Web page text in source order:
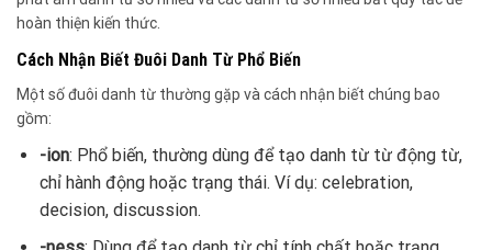
hoàn thiện kiến thức.
Cách Nhận Biết Đuôi Danh Từ Phổ Biến
Một số đuôi danh từ thường gặp và cách nhận biết chúng bao
gồm:
-ion: Phổ biến, thường dùng để tạo danh từ từ động từ,
chỉ hành động hoặc trạng thái. Ví dụ: celebration,
decision, discussion.